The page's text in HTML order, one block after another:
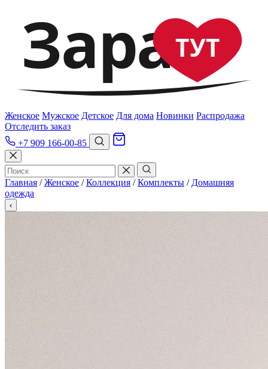
ЗараТУТ
Женское Мужское Детское Для дома Новинки Распродажа
Отследить заказ
+7 909 166-00-85
Главная / Женское / Коллекция / Комплекты / Домашняя
одежда
‹